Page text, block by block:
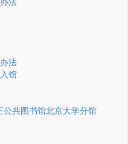
法
馆
公共图书馆北京大学分馆